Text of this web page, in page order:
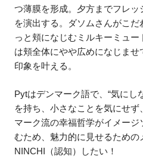
つ薄膜を形成。夕方までフレ
を演出する。ダソムさんがこ
っと頬になじむミルキーミュ
は頬全体にやや広めになじま
印象を叶える。
Pytはデンマーク語で、“気にし
を持ち、小さなことを気にせ
マーク流の幸福哲学がイメージ
むため、魅力的に見せるための
NINCHI（認知）したい！